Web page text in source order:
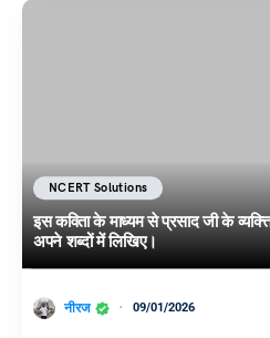
NCERT Solutions
इस कविता के माध्यम से प्रसाद जी के
अपने शब्दों में लिखिए।
नीरज 09/01/2026